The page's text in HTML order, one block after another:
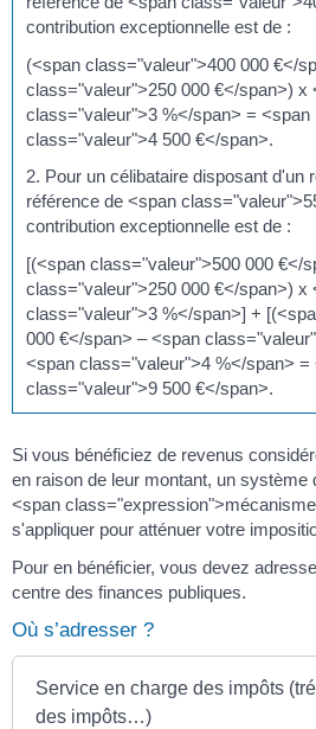
contribution exceptionnelle est de :
(<span class="valeur">400 000 €</
class="valeur">250 000 €</span>) x
class="valeur">3 %</span> = <span
class="valeur">4 500 €</span>.
2. Pour un célibataire disposant d'un
référence de <span
contribution exceptionnelle est de :
[(<span class="valeur">500 000 €</
class="valeur">250 000 €</span>) x
class="valeur">3 %</span>] +
000 €</span> – <span
<span class="valeur">4 %</span> =
class="valeur">9 500 €</span>.
Si vous bénéficiez de revenus
en raison de leur montant, un système
<span
s'appliquer pour atténuer votre
Pour en bénéficier, vous devez
centre des finances publiques.
Où s’adresser ?
Service en charge des impôts
des impôts…)